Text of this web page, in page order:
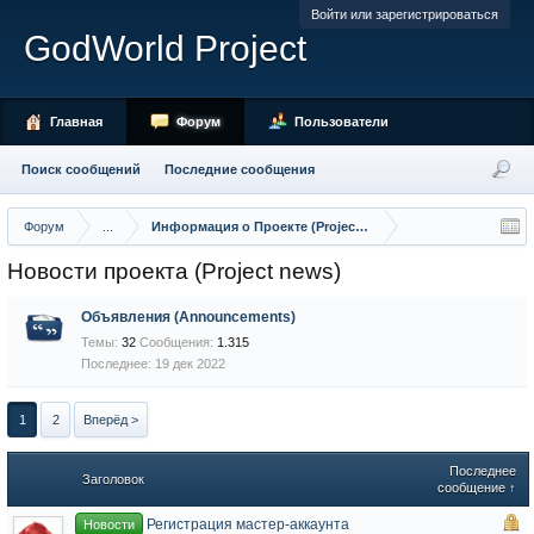
Войти или зарегистрироваться
Форум Информация о Проекте (Project Info)
Новости проекта (Project news)
Объявления (Announcements)
Темы: 32 Сообщения: 1.315
19 дек 2022
1 2 Вперёд >
Заголовок
Последнее
сообщение ↑
Новости Регистрация мастер-аккаунта
GodWorld Project
Главная Форум
Поиск сообщений Последние сообщения
Пользователи